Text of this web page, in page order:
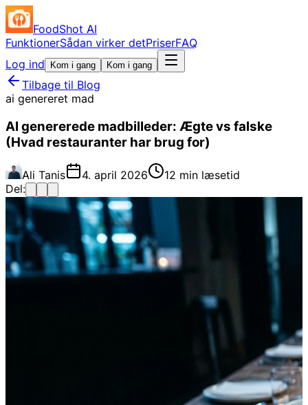
FoodShot AI
FunktionerSådan virker detPriserFAQ
Log ind
Kom i gang Kom i gang
Tilbage til Blog
ai genereret mad
AI genererede madbilleder: Ægte vs falske
(Hvad restauranter har brug for)
Ali Tanis 4. april 2026
12 min læsetid
Del: